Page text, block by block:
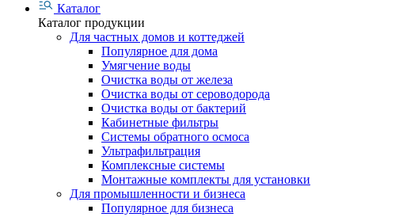
Каталог
Каталог продукции
Для частных домов и коттеджей
Популярное для дома
Умягчение воды
Очистка воды от железа
Очистка воды от сероводорода
Очистка воды от бактерий
Кабинетные фильтры
Системы обратного осмоса
Ультрафильтрация
Комплексные системы
Монтажные комплекты для установки
Для промышленности и бизнеса
Популярное для бизнеса